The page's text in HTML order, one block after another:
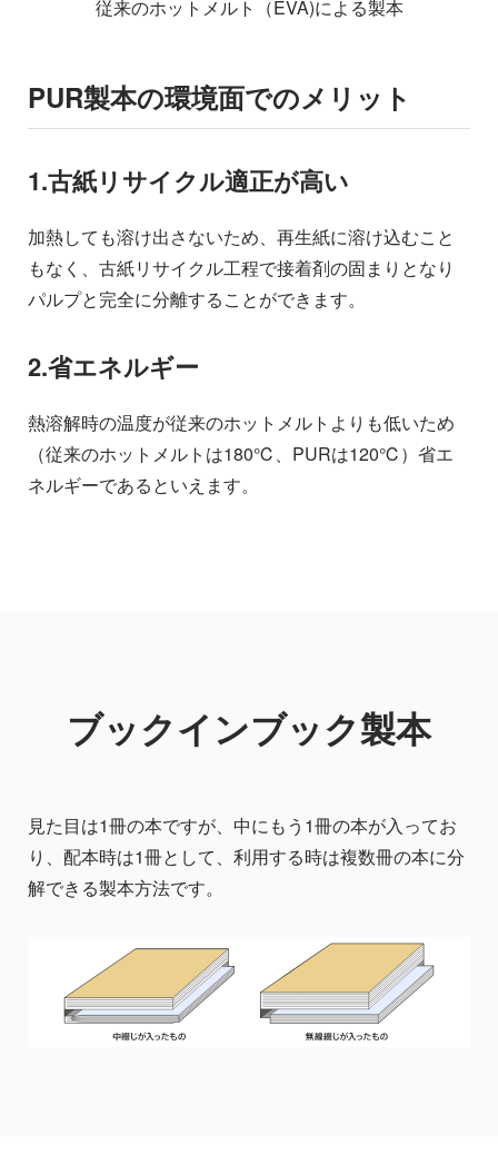
従来のホットメルト（EVA)による製本
PUR製本の環境面でのメリット
1.古紙リサイクル適正が高い
加熱しても溶け出さないため、再生紙に溶け込むこと
もなく、古紙リサイクル工程で接着剤の固まりとなり
パルプと完全に分離することができます。
2.省エネルギー
熱溶解時の温度が従来のホットメルトよりも低いため
（従来のホットメルトは180℃、PURは120℃）省エ
ネルギーであるといえます。
ブックインブック製本
見た目は1冊の本ですが、中にもう1冊の本が入ってお
り、配本時は1冊として、利用する時は複数冊の本に分
解できる製本方法です。